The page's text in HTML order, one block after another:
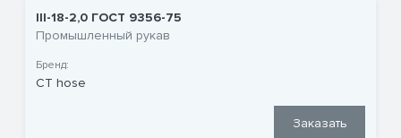
III-18-2,0 ГОСТ 9356-75
Промышленный рукав
Бренд:
CT hose
Заказать